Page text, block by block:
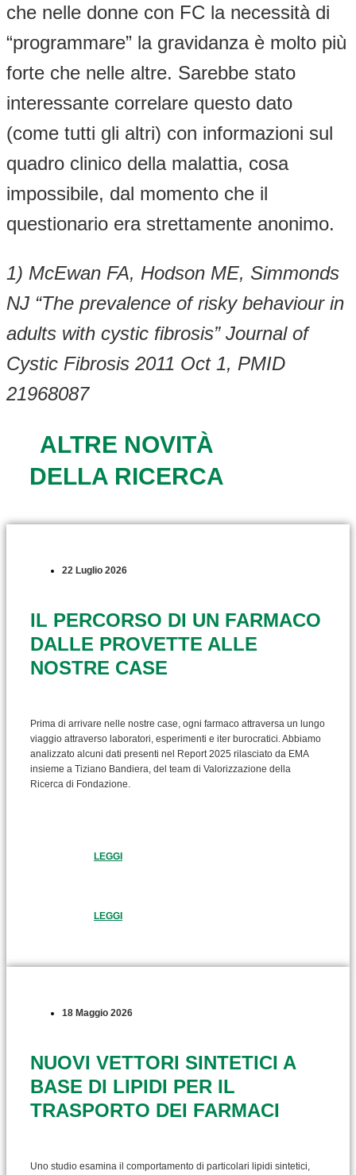
che nelle donne con FC la necessità di
“programmare” la gravidanza è molto più
forte che nelle altre. Sarebbe stato
interessante correlare questo dato
(come tutti gli altri) con informazioni sul
quadro clinico della malattia, cosa
impossibile, dal momento che il
questionario era strettamente anonimo.
1) McEwan FA, Hodson ME, Simmonds
NJ “The prevalence of risky behaviour in
adults with cystic fibrosis” Journal of
Cystic Fibrosis 2011 Oct 1, PMID
21968087
ALTRE NOVITÀ
DELLA RICERCA
22 Luglio 2026
IL PERCORSO DI UN FARMACO
DALLE PROVETTE ALLE
NOSTRE CASE
Prima di arrivare nelle nostre case, ogni farmaco attraversa un lungo
viaggio attraverso laboratori, esperimenti e iter burocratici. Abbiamo
analizzato alcuni dati presenti nel Report 2025 rilasciato da EMA
insieme a Tiziano Bandiera, del team di Valorizzazione della
Ricerca di Fondazione.
LEGGI
LEGGI
18 Maggio 2026
NUOVI VETTORI SINTETICI A
BASE DI LIPIDI PER IL
TRASPORTO DEI FARMACI
Uno studio esamina il comportamento di particolari lipidi sintetici,